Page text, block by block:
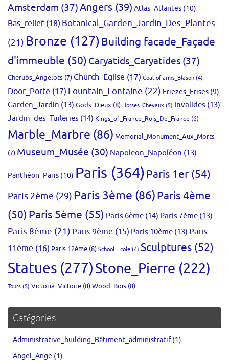
Amsterdam (37)Angers (39) Atlas_Atlantes (10)
Bas_relief(18) Botanical_Garden_Jardin_Des_Plantes
(21) Bronze (127)Building facade_Façade
d'immeuble (50) Caryatids_Caryatides (37)
Cherubs_Angelots (7) Church_Eglise (17) Coat of arms_Blason (4)
Door_Porte (17) Fountain_Fontaine (22) Friezes_Frises (9)
Garden_Jardin (13) Gods_Dieux (8) Horses_Chevaux (5) Invalides (13)
Jardin_des_Tuileries (14) Kings_of_France_Rois_De_France (6)
Marble_Marbre (86) Memorial_Monument_Aux_Morts
(7) Museum_Musée (30) Napoleon_Napoléon (13)
Panthéon_Paris (10) Paris (364)Paris 1er (54)
Paris 2ème (29) Paris 3ème (86)Paris 4ème
(50)Paris 5ème (55) Paris 6ème (14) Paris 7ème (13)
Paris 8ème (21) Paris 9ème (15) Paris 10ème (13) Paris
11ème (16) Paris 12ème (8) School_Ecole (4) Sculptures (52)
Statues (277)Stone_Pierre (222)
Tours (5) Victoria_Victoire (8)Wood_Bois (8)
Catégories
Administrative_building_Bâtiment_administratif(1)
Angel_Ange (1)